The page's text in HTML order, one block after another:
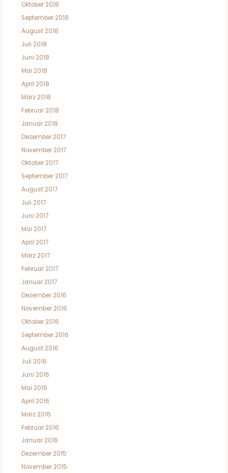
Oktober 2018
September 2018
August 2018
Juli 2018
Juni 2018
Mai 2018
April 2018
März 2018
Februar 2018
Januar 2018
Dezember 2017
November 2017
Oktober 2017
September 2017
August 2017
Juli 2017
Juni 2017
Mai 2017
April 2017
März 2017
Februar 2017
Januar 2017
Dezember 2016
November 2016
Oktober 2016
September 2016
August 2016
Juli 2016
Juni 2016
Mai 2016
April 2016
März 2016
Februar 2016
Januar 2016
Dezember 2015
November 2015